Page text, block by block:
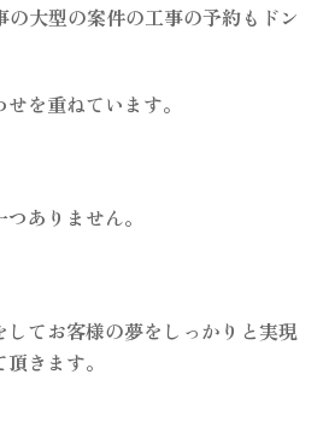
の大型の案件の工事の予約もドン
を重ねています。
ありません。
してお客様の夢をしっかりと実現
きます。